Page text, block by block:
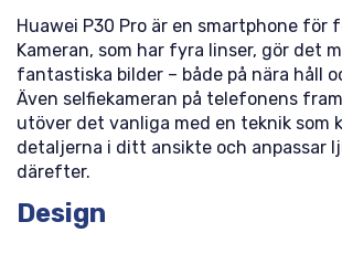
Huawei P30 Pro är en smartphone för
Kameran, som har fyra linser, gör det
fantastiska bilder – både på nära håll
Även selfiekameran på telefonens
utöver det vanliga med en teknik som
detaljerna i ditt ansikte och anpassar
därefter.
Design